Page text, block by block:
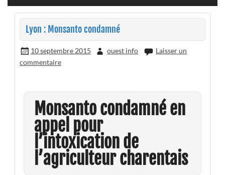
Lyon : Monsanto condamné
10 septembre 2015 ouest info
Laisser un
commentaire
Monsanto condamné en
appel pour
l’intoxication de
l’agriculteur charentais